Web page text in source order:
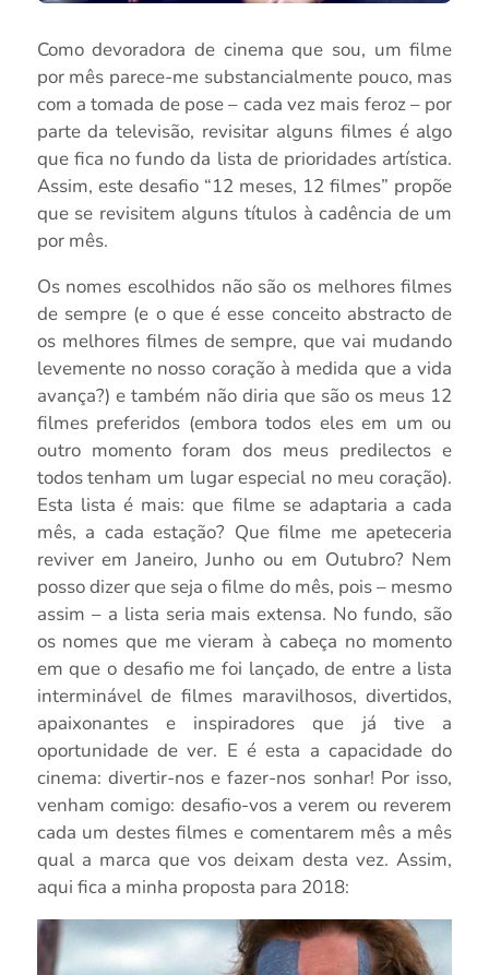
Como devoradora de cinema que sou, um filme
por mês parece-me substancialmente pouco, mas
com a tomada de pose – cada vez mais feroz – por
parte da televisão, revisitar alguns filmes é algo
que fica no fundo da lista de prioridades artística.
Assim, este desafio “12 meses, 12 filmes” propõe
que se revisitem alguns títulos à cadência de um
por mês.
Os nomes escolhidos não são os melhores filmes
de sempre (e o que é esse conceito abstracto de
os melhores filmes de sempre, que vai mudando
levemente no nosso coração à medida que a vida
avança?) e também não diria que são os meus 12
filmes preferidos (embora todos eles em um ou
outro momento foram dos meus predilectos e
todos tenham um lugar especial no meu coração).
Esta lista é mais: que filme se adaptaria a cada
mês, a cada estação? Que filme me apeteceria
reviver em Janeiro, Junho ou em Outubro? Nem
posso dizer que seja o filme do mês, pois – mesmo
assim – a lista seria mais extensa. No fundo, são
os nomes que me vieram à cabeça no momento
em que o desafio me foi lançado, de entre a lista
interminável de filmes maravilhosos, divertidos,
apaixonantes e inspiradores que já tive a
oportunidade de ver. E é esta a capacidade do
cinema: divertir-nos e fazer-nos sonhar! Por isso,
venham comigo: desafio-vos a verem ou reverem
cada um destes filmes e comentarem mês a mês
qual a marca que vos deixam desta vez. Assim,
aqui fica a minha proposta para 2018: